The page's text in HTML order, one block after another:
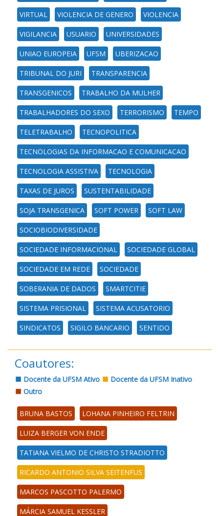
VIRTUAL VIOLENCIA DE GENERO VIOLENCIA
VIGILANCIA USUARIO UNIVERSIDADES
UNIAO EUROPEIA UFSM UBERIZACAO
TRIBUNAL DO JURI TRANSPARENCIA
TRANSGENICOS TRABALHO DA MULHER
TRABALHADORES DO SEXO TERRORISMO TEMPO
TELETRABALHO TECNOPOLITICA
TECNOLOGIAS DA INFORMACAO E COMUNICACAO
TECNOLOGIA ASSISTIVA TECNOLOGIA
TAXAS DE JUROS SUSTENTABILIDADE
SOJA TRANSGENICA SOFT POWER SOFT LAW
SOCIOBIODIVERSIDADE
SOCIEDADE INFORMACIONAL SOCIEDADE GLOBAL
SOCIEDADE EM REDE SOCIEDADE
SOBERANIA DE DADOS SMARTCITIE
SISTEMA PRISIONAL SISTEMA ACUSATORIO
SINDICATOS SIGILO BANCARIO SENTIDO
Coautores:
Docente da UFSM Ativo
Docente da UFSM Inativo
Outro
BRUNA BASTOS LOHANA PINHEIRO FELTRIN
LUIZA BERGER VON ENDE
TATIANA VIELMO DE CHRISTO STRADIOTTO
RICARDO ANTONIO SILVA SEITENFUS
MARCOS PASCOTTO PALERMO
MÁRCIA SAMUEL KESSLER